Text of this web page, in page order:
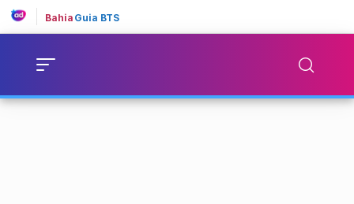
Bahia Guia BTS